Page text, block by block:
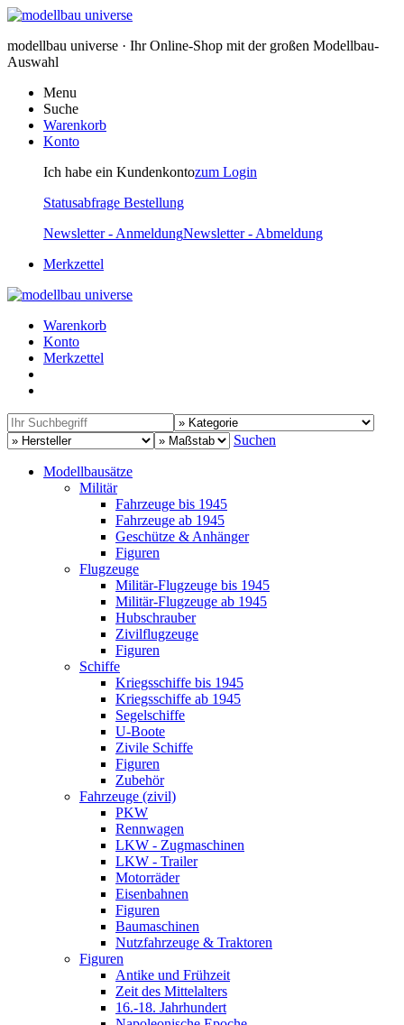
modellbau universe · Ihr Online-Shop mit der großen Modellbau-
Auswahl
Menu
Suche
Warenkorb
Konto
Ich habe ein Kundenkontozum Login
Statusabfrage Bestellung
Newsletter - AnmeldungNewsletter - Abmeldung
Merkzettel
Warenkorb
Konto
Merkzettel
Suchen
Modellbausätze
Militär
Fahrzeuge bis 1945
Fahrzeuge ab 1945
Geschütze & Anhänger
Figuren
Flugzeuge
Militär-Flugzeuge bis 1945
Militär-Flugzeuge ab 1945
Hubschrauber
Zivilflugzeuge
Figuren
Schiffe
Kriegsschiffe bis 1945
Kriegsschiffe ab 1945
Segelschiffe
U-Boote
Zivile Schiffe
Figuren
Zubehör
Fahrzeuge (zivil)
PKW
Rennwagen
LKW - Zugmaschinen
LKW - Trailer
Motorräder
Eisenbahnen
Figuren
Baumaschinen
Nutzfahrzeuge & Traktoren
Figuren
Antike und Frühzeit
Zeit des Mittelalters
16.-18. Jahrhundert